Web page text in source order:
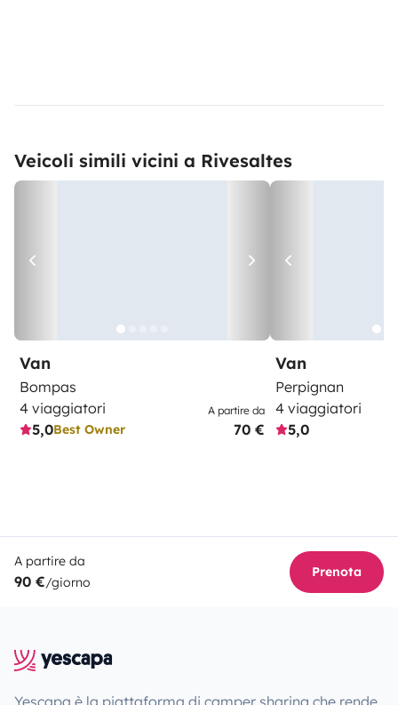
Veicoli simili vicini a Rivesaltes
Van
Bompas
4 viaggiatori
5,0Best Owner
A partire da
70 €
Van
Perpignan
4 viaggiatori
5,0
A partire da
90 €/giorno
Prenota